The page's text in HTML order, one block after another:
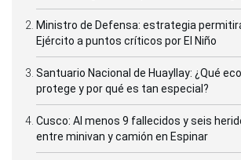
Ministro de Defensa: estrategia
Ejército a puntos críticos por El Niño
Santuario Nacional de Huayllay: ¿Qué
protege y por qué es tan especial?
Cusco: Al menos 9 fallecidos y seis
entre minivan y camión en Espinar